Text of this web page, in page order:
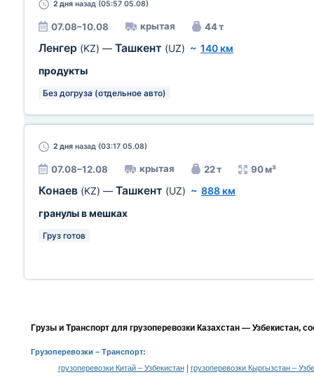
2 дня назад (05:57 05.08)
07.08–10.08 крытая 44 т
Ленгер (KZ) — Ташкент (UZ) ~ 140 км
продукты
Без догруза (отдельное авто)
2 дня назад (03:17 05.08)
07.08–12.08 крытая 22 т 90 м³
Конаев (KZ) — Ташкент (UZ) ~ 888 км
гранулы в мешках
Груз готов
Грузы и Транспорт для грузоперевозки Казахстан — Узбекистан,
Грузоперевозки – Транспорт:
грузоперевозки Китай – Узбекистан|
грузоперевозки Кыргызстан –